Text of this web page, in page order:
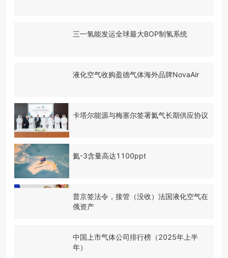
三一氢能发运全球最大BOP制氢系统
液化空气收购盈德气体海外品牌NovaAir
卡塔尔能源与梅塞尔签署氦气长期供应协议
氦-3含量高达1100ppt
普京签法令，接管（没收）法国液化空气在
俄资产
中国上市气体公司排行榜（2025年上半
年）